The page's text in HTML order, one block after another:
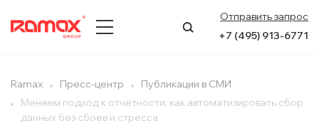
Отправить запрос
+7 (495) 913-6771
ПРЕСС-ЦЕНТР
Ramax Пресс-центр
Публикации в СМИ
Меняем подход к отчётности: как автоматизировать сбор
данных без сбоев и стресса